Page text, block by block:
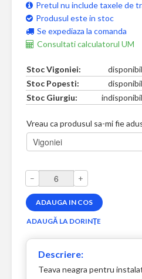
Pretul nu include taxele de
Produsul este in stoc
Se expediaza la comanda
Consultati calculatorul UM
Stoc Vigoniei:
disponibil
Stoc Popesti:
disponibil
Stoc Giurgiu:
indisponibil
Vreau ca produsul sa-mi fie
– +
Descriere:
Teava neagra pentru